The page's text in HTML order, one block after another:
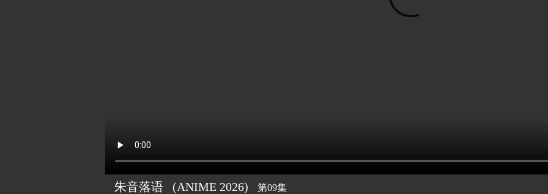
朱音落语 (ANIME 2026) 第09集